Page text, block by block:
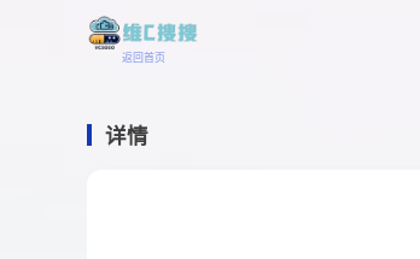
返回首页
详情